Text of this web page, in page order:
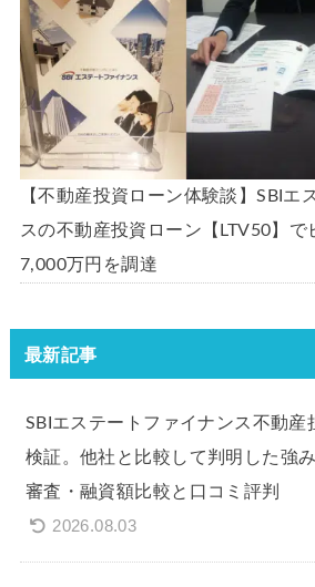
【不動産投資ローン体験談】SBIエ
スの不動産投資ローン【LTV50】で
7,000万円を調達
最新記事
SBIエステートファイナンス不動産
検証。他社と比較して判明した強
審査・融資額比較と口コミ評判
2026.08.03